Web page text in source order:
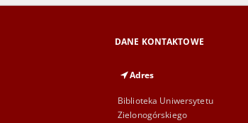
DANE KONTAKTOWE
Adres
Biblioteka Uniwersytetu
Zielonogórskiego